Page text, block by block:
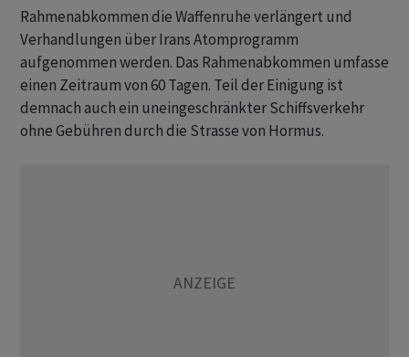
Rahmenabkommen die Waffenruhe verlängert und
Verhandlungen über Irans Atomprogramm
aufgenommen werden. Das Rahmenabkommen umfasse
einen Zeitraum von 60 Tagen. Teil der Einigung ist
demnach auch ein uneingeschränkter Schiffsverkehr
ohne Gebühren durch die Strasse von Hormus.